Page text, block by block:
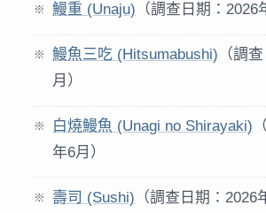
鰻重 (Unaju) （調查日期：2026
鰻魚三吃 (Hitsumabushi) （調
月）
白燒鰻魚 (Unagi no Shirayaki)
年6月）
壽司 (Sushi) （調查日期：2026